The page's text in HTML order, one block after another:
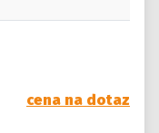
cena na dotaz